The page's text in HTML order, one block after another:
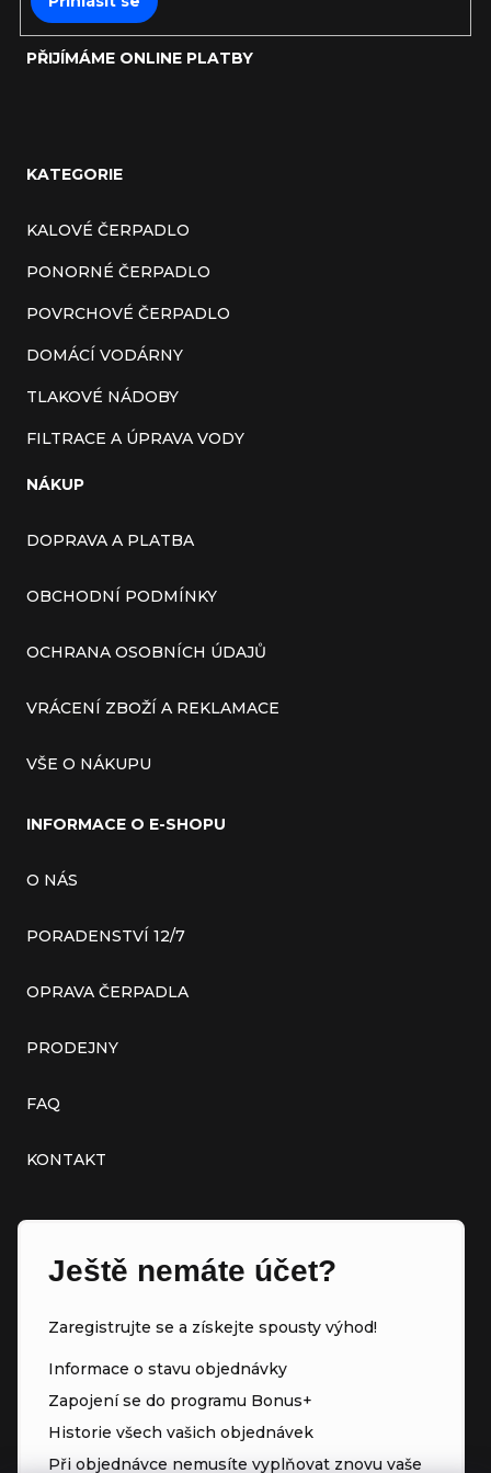
PŘIJÍMÁME ONLINE PLATBY
KATEGORIE
KALOVÉ ČERPADLO
PONORNÉ ČERPADLO
POVRCHOVÉ ČERPADLO
DOMÁCÍ VODÁRNY
TLAKOVÉ NÁDOBY
FILTRACE A ÚPRAVA VODY
NÁKUP
DOPRAVA A PLATBA
OBCHODNÍ PODMÍNKY
OCHRANA OSOBNÍCH ÚDAJŮ
VRÁCENÍ ZBOŽÍ A REKLAMACE
VŠE O NÁKUPU
INFORMACE O E-SHOPU
O NÁS
PORADENSTVÍ 12/7
OPRAVA ČERPADLA
PRODEJNY
FAQ
KONTAKT
Ještě nemáte účet?
Zaregistrujte se a získejte spousty výhod!
Informace o stavu objednávky
Zapojení se do programu Bonus+
Historie všech vašich objednávek
Při objednávce nemusíte vyplňovat znovu vaše